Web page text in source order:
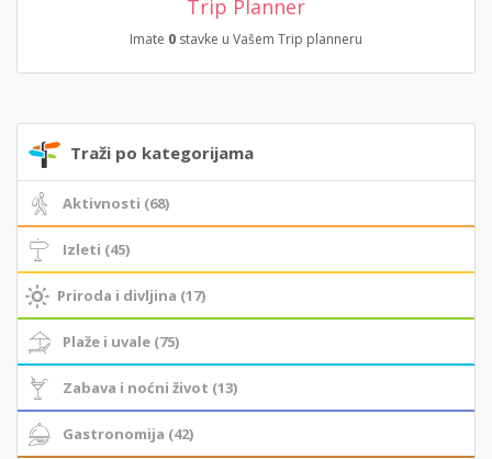
Trip Planner
Imate 0 stavke u Vašem Trip planneru
Traži po kategorijama
Aktivnosti (68)
Izleti (45)
Priroda i divljina (17)
Plaže i uvale (75)
Zabava i noćni život (13)
Gastronomija (42)